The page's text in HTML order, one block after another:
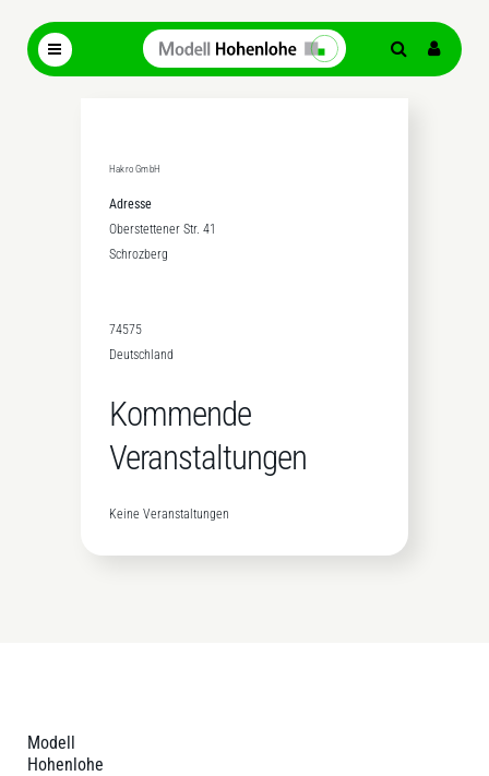
Hakro GmbH
Adresse
Oberstettener Str. 41
Schrozberg
74575
Deutschland
Kommende
Veranstaltungen
Keine Veranstaltungen
Modell
Hohenlohe